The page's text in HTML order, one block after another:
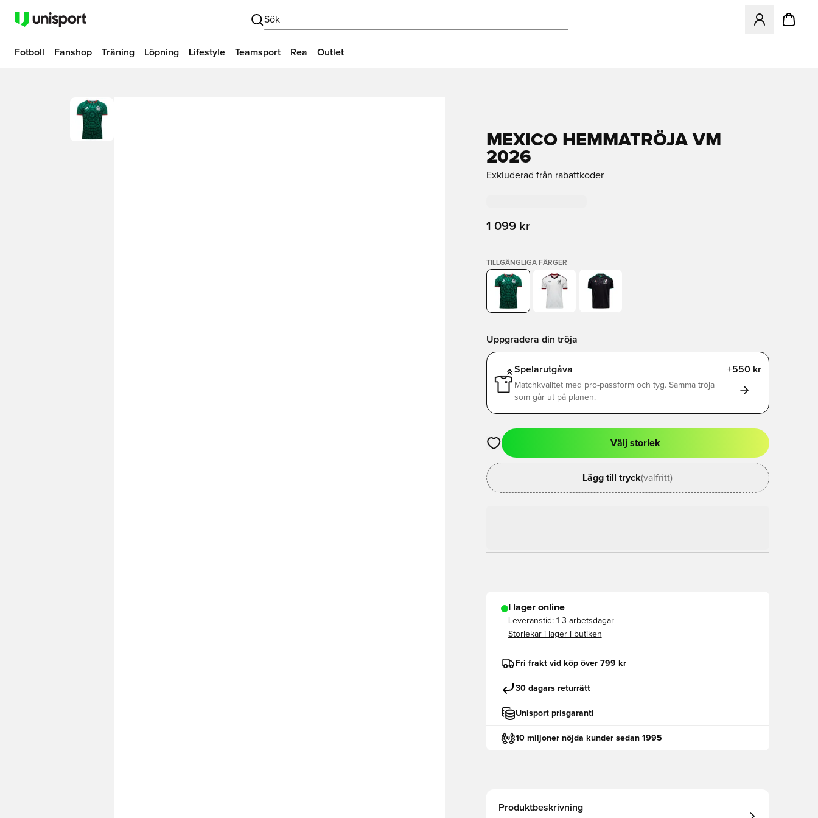
Sök
Öppnar en
Fotboll Fanshop Träning Löpning Lifestyle Teamsport Rea Outlet
MEXICO HEMMATRÖJA VM
2026
Exkluderad från rabattkoder
1 099 kr
TILLGÄNGLIGA FÄRGER
Uppgradera din tröja
Spelarutgåva +550 kr
Matchkvalitet med pro-passform och tyg. Samma tröja
som går ut på planen.
Öppnar en Modal för att logga in eller registrera dig som medlem
Välj storlek
Lägg till tryck(valfritt)
I lager online
Leveranstid: 1-3 arbetsdagar
Storlekar i lager i butiken
Fri frakt vid köp över 799 kr
30 dagars returrätt
Unisport prisgaranti
10 miljoner nöjda kunder sedan 1995
Produktbeskrivning